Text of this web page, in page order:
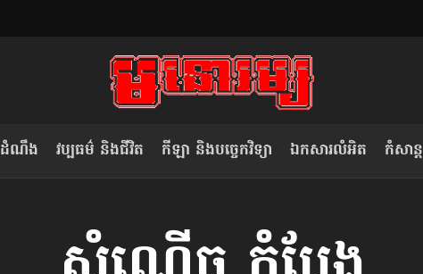
ដំណឹង វប្បធម៌ និងជីវិត កីឡា និងបច្ចេកវិទ្យា ឯកសារលំអិត កំសាន្ដ
សម រង្ស៊ី៖ កម្ពុជាគួរមើលគំរូ​តាម​
វៀតណាម ក្នុង​ការប្តូរ​មេដឹកនាំ របស់​
លិខិតប្រិយមិត្ត៖ «កាមតណ្ហា​
មនុស្ស»